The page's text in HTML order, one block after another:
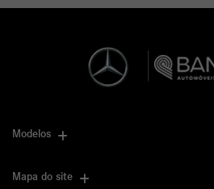
Modelos
Mapa do site